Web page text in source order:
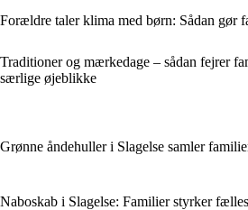
Forældre taler klima med børn: Sådan gør
Traditioner og mærkedage – sådan fejrer
særlige øjeblikke
Grønne åndehuller i Slagelse samler
Naboskab i Slagelse: Familier styrker